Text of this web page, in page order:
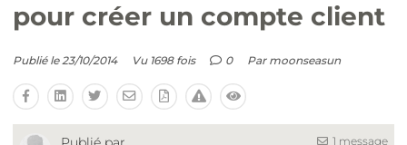
pour créer un compte client
Publié le 23/10/2014 Vu 1698 fois 0 Par moonseasun
1 message